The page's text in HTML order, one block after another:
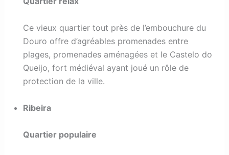
Ce vieux quartier tout près de l’embouchure du
Douro offre d’agréables promenades entre
plages, promenades aménagées et le Castelo do
Queijo, fort médiéval ayant joué un rôle de
protection de la ville.
Ribeira
Quartier populaire